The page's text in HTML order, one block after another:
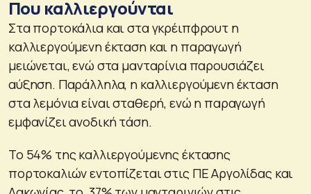
Που καλλιεργούνται
Στα πορτοκάλια και στα γκρέιπφρουτ η
καλλιεργούμενη έκταση και η παραγωγή
μειώνεται, ενώ στα μανταρίνια παρουσιάζει
αύξηση. Παράλληλα, η καλλιεργούμενη έκταση
στα λεμόνια είναι σταθερή, ενώ η παραγωγή
εμφανίζει ανοδική τάση.
Το 54% της καλλιεργούμενης έκτασης
πορτοκαλιών εντοπίζεται στις ΠΕ Αργολίδας και